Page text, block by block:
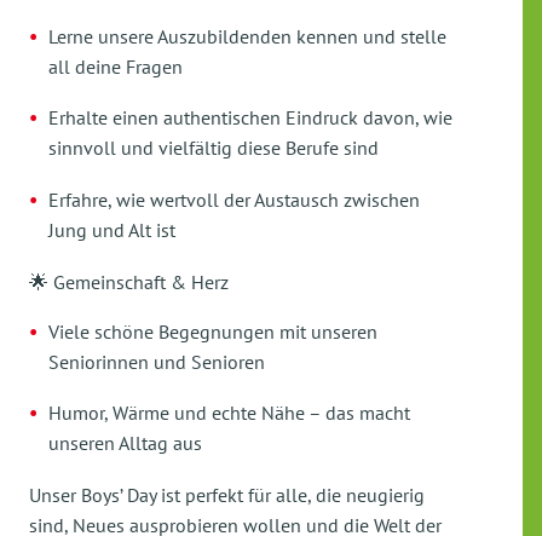
Lerne unsere Auszubildenden kennen und stelle
all deine Fragen
Erhalte einen authentischen Eindruck davon, wie
sinnvoll und vielfältig diese Berufe sind
Erfahre, wie wertvoll der Austausch zwischen
Jung und Alt ist
🌟 Gemeinschaft & Herz
Viele schöne Begegnungen mit unseren
Seniorinnen und Senioren
Humor, Wärme und echte Nähe – das macht
unseren Alltag aus
Unser Boys’ Day ist perfekt für alle, die neugierig
sind, Neues ausprobieren wollen und die Welt der